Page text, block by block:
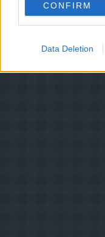
CONFIRM
Data Deletion